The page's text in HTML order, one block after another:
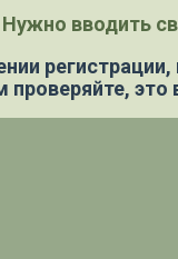
вводить
регистрации,
это